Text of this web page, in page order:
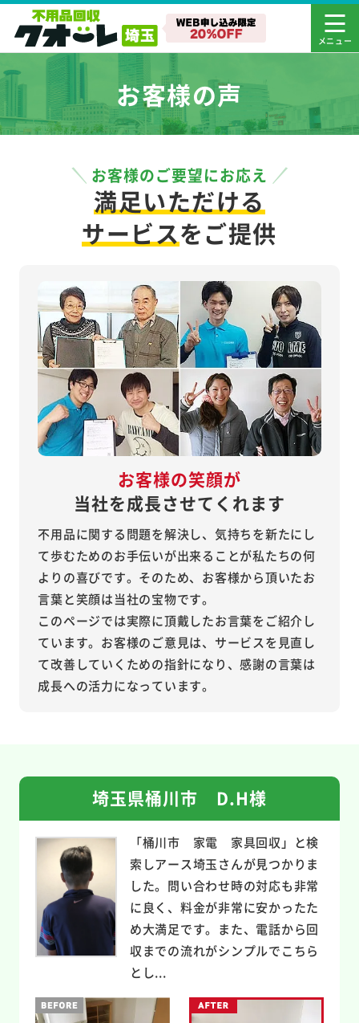
お客様の声
お客様のご要望にお応え
満足いただける
サービスをご提供
お客様の笑顔が
当社を成長させてくれます
不用品に関する問題を解決し、気持ちを新たにし
て歩むためのお手伝いが出来ることが私たちの何
よりの喜びです。そのため、お客様から頂いたお
言葉と笑顔は当社の宝物です。
このページでは実際に頂戴したお言葉をご紹介し
ています。お客様のご意見は、サービスを見直し
て改善していくための指針になり、感謝の言葉は
成長への活力になっています。
埼玉県桶川市 D.H様
「桶川市 家電 家具回収」と検
索しアース埼玉さんが見つかりま
した。問い合わせ時の対応も非常
に良く、料金が非常に安かったた
め大満足です。また、電話から回
収までの流れがシンプルでこちら
とし...